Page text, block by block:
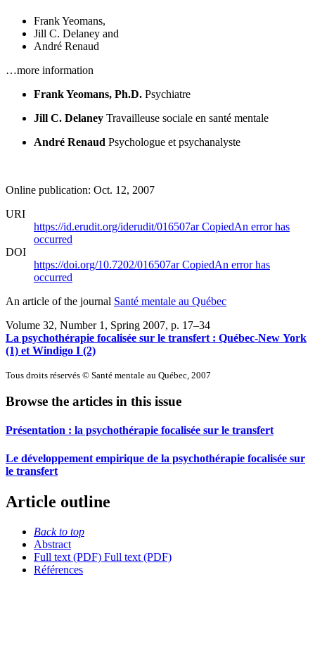
Frank Yeomans,
Jill C. Delaney and
André Renaud
…more information
Frank Yeomans, Ph.D. Psychiatre
Jill C. Delaney Travailleuse sociale en santé mentale
André Renaud Psychologue et psychanalyste
Online publication: Oct. 12, 2007
URI
https://id.erudit.org/iderudit/016507arCopiedAn error has
occurred
DOI
https://doi.org/10.7202/016507arCopiedAn error has
occurred
An article of the journal Santé mentale au Québec
Volume 32, Number 1, Spring 2007, p. 17–34
La psychothérapie focalisée sur le transfert : Québec-New York
(1) et Windigo I (2)
Tous droits réservés © Santé mentale au Québec, 2007
Browse the articles in this issue
Présentation : la psychothérapie focalisée sur le transfert
Le développement empirique de la psychothérapie focalisée sur
le transfert
Article outline
Back to top
Abstract
Full text (PDF) Full text (PDF)
Références